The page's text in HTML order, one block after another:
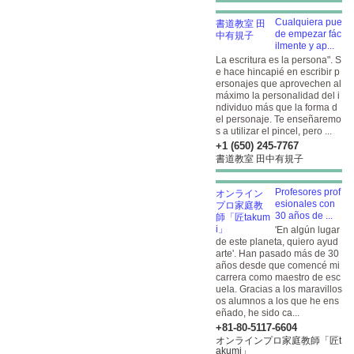
Cualquiera pue
de empezar fác
ilmente y ap...
La escritura es la persona". S
e hace hincapié en escribir p
ersonajes que aprovechen al
máximo la personalidad del i
ndividuo más que la forma d
el personaje. Te enseñaremo
s a utilizar el pincel, pero ...
+1 (650) 245-7767
書道教室 田中有規子
Profesores prof
esionales con
30 años de ...
'En algún lugar
de este planeta, quiero ayud
arte'. Han pasado más de 30
años desde que comencé mi
carrera como maestro de esc
uela. Gracias a los maravillos
os alumnos a los que he ens
eñado, he sido ca...
+81-80-5117-6604
オンラインプロ家庭教師「匠t
akumi」